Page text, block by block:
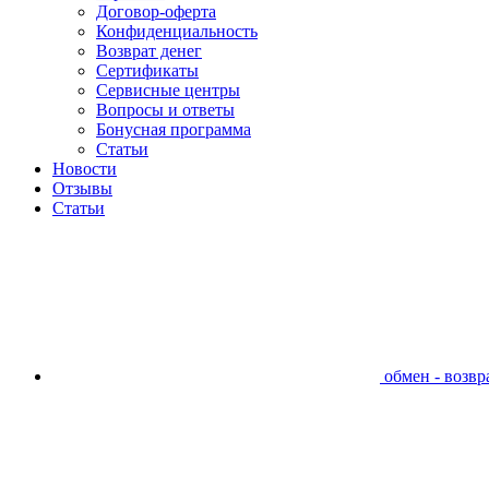
Договор-оферта
Конфиденциальность
Возврат денег
Сертификаты
Сервисные центры
Вопросы и ответы
Бонусная программа
Статьи
Новости
Отзывы
Статьи
обмен -